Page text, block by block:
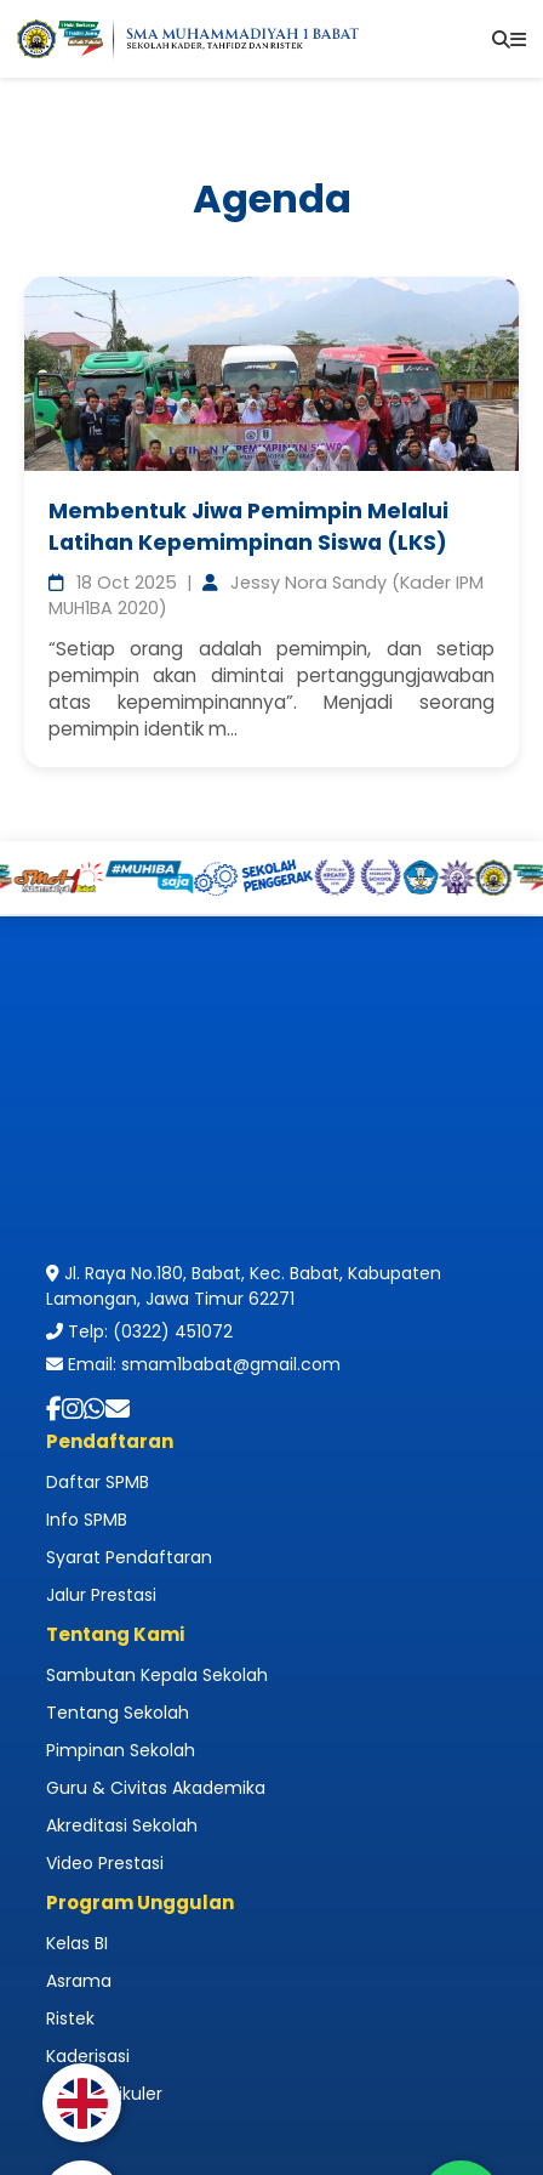
Agenda
Membentuk Jiwa Pemimpin Melalui
Latihan Kepemimpinan Siswa (LKS)
18 Oct 2025 |
Jessy Nora Sandy (Kader IPM
MUH1BA 2020)
“Setiap orang adalah pemimpin, dan setiap
pemimpin akan dimintai pertanggungjawaban
atas kepemimpinannya”. Menjadi seorang
pemimpin identik m...
Jl. Raya No.180, Babat, Kec. Babat, Kabupaten
Lamongan, Jawa Timur 62271
Telp: (0322) 451072
Email: smam1babat@gmail.com
Pendaftaran
Daftar SPMB
Info SPMB
Syarat Pendaftaran
Jalur Prestasi
Tentang Kami
Sambutan Kepala Sekolah
Tentang Sekolah
Pimpinan Sekolah
Guru & Civitas Akademika
Akreditasi Sekolah
Video Prestasi
Program Unggulan
Kelas BI
Asrama
Ristek
Kaderisasi
Ekstrakulikuler